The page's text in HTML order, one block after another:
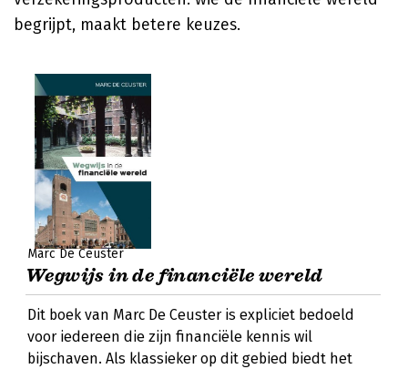
begrijpt, maakt betere keuzes.
Marc De Ceuster
Wegwijs in de financiële wereld
Dit boek van Marc De Ceuster is expliciet bedoeld
voor iedereen die zijn financiële kennis wil
bijschaven. Als klassieker op dit gebied biedt het